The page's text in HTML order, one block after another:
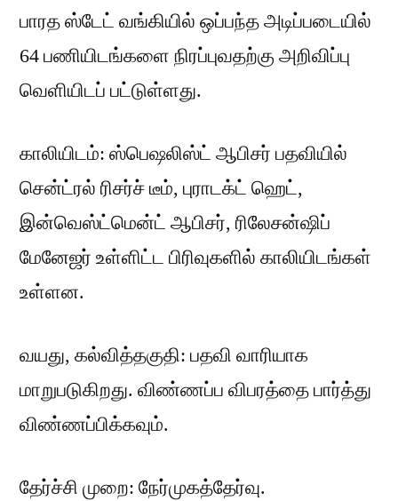
பாரத ஸ்டேட் வங்கியில் ஒப்பந்த அடிப்படையில்
64 பணியிடங்களை நிரப்புவதற்கு அறிவிப்பு
வெளியிடப் பட்டுள்ளது.
காலியிடம்: ஸ்பெஷலிஸ்ட் ஆபிசர் பதவியில்
சென்ட்ரல் ரிசர்ச் டீம், புராடக்ட் ஹெட்,
இன்வெஸ்ட்மென்ட் ஆபிசர், ரிலேசன்ஷிப்
மேனேஜர் உள்ளிட்ட பிரிவுகளில் காலியிடங்கள்
உள்ளன.
வயது, கல்வித்தகுதி: பதவி வாரியாக
மாறுபடுகிறது. விண்ணப்ப விபரத்தை பார்த்து
விண்ணப்பிக்கவும்.
தேர்ச்சி முறை: நேர்முகத்தேர்வு.